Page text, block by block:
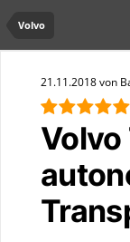
Volvo
21.11.2018 von